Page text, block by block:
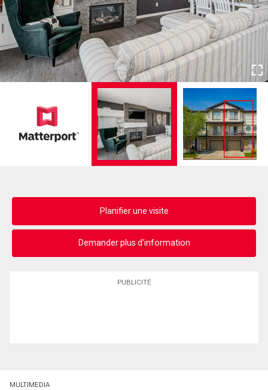
Planifier une visite
Demander plus d'information
PUBLICITÉ
MULTIMEDIA